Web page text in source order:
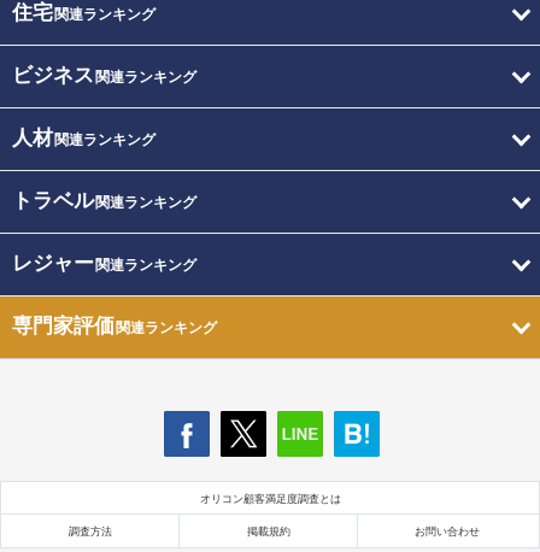
住宅関連ランキング
ビジネス 関連ランキング
人材関連ランキング
トラベル関連ランキング
レジャー関連ランキング
専門家評価関連ランキング
オリコン顧客満足度調査とは
調査方法 掲載規約 お問い合わせ